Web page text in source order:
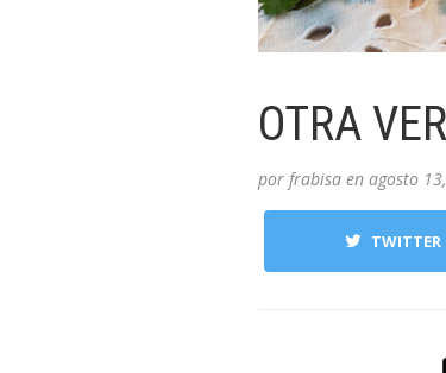
OTRA
por frabisa en agosto
TWITTER